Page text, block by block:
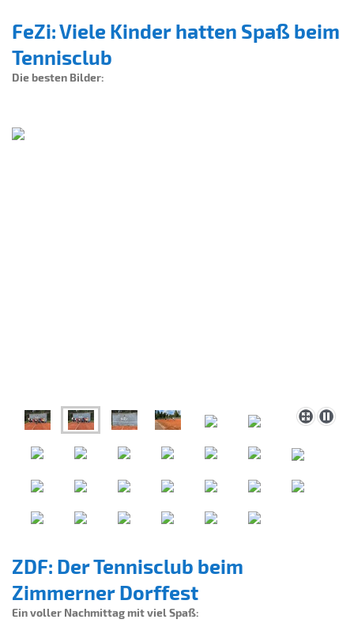
FeZi: Viele Kinder hatten Spaß beim
Tennisclub
Die besten Bilder:
ZDF: Der Tennisclub beim
Zimmerner Dorffest
Ein voller Nachmittag mit viel Spaß: